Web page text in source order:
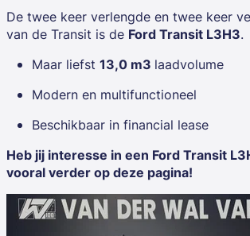
De twee keer verlengde en twee keer
van de Transit is de Ford Transit L3H3.
Maar liefst 13,0 m3 laadvolume
Modern en multifunctioneel
Beschikbaar in financial lease
Heb jij interesse in een Ford Transit
vooral verder op deze pagina!